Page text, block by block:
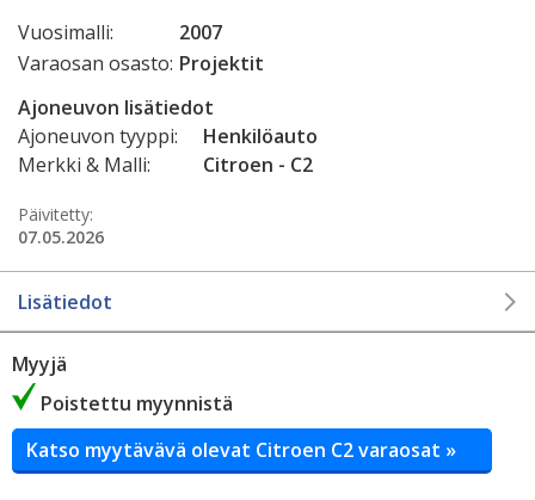
Vuosimalli:
2007
Varaosan osasto: Projektit
Ajoneuvon lisätiedot
Ajoneuvon tyyppi:
Henkilöauto
Merkki & Malli:
Citroen - C2
Päivitetty:
07.05.2026
Lisätiedot
Myyjä
Poistettu myynnistä
Katso myytävävä olevat Citroen C2 varaosat »